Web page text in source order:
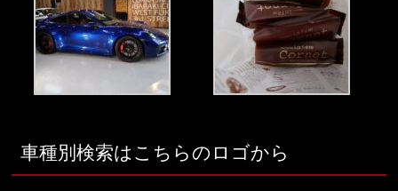
車種別検索はこちらのロゴから